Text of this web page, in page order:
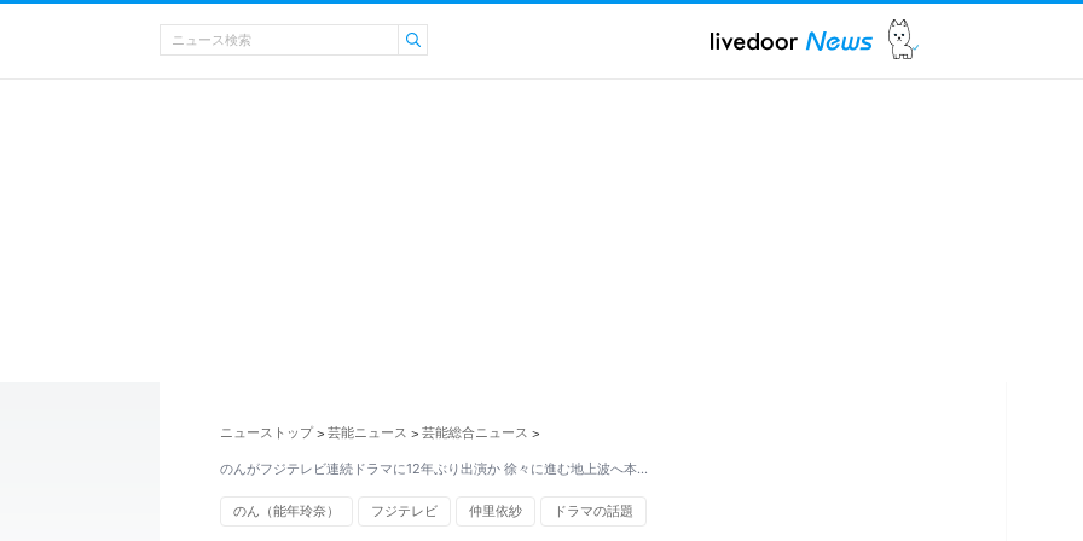
ニューストップ > 芸能ニュース > 芸能総合ニュース >
のんがフジテレビ連続ドラマに12年ぶり出演か 徐々に進む地上波へ本…
のん（能年玲奈） フジテレビ 仲里依紗 ドラマの話題